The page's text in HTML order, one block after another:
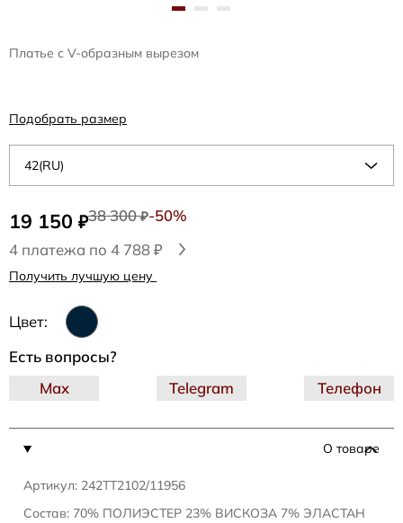
Платье с V-образным вырезом
19 150 ₽38 300₽-50%
4 платежа по 4 788 ₽
Получить лучшую цену
Цвет:
42(RU)
Подобрать размер
О товаре
Артикул: 242TT2102/11956
Состав: 70% ПОЛИЭСТЕР 23% ВИСКОЗА 7% ЭЛАСТАН
Есть вопросы?
Telegram
Max Телефон